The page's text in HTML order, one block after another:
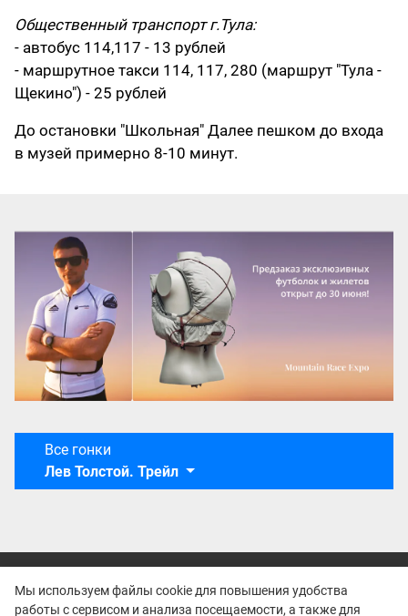
Общественный транспорт г.Тула:
- автобус 114,117 - 13 рублей
- маршрутное такси 114, 117, 280 (маршрут "Тула -
Щекино") - 25 рублей
До остановки "Школьная" Далее пешком до входа
в музей примерно 8-10 минут.
Все гонки
Лев Толстой. Трейл
Мы используем файлы cookie для повышения удобства
работы с сервисом и анализа посещаемости, а также для